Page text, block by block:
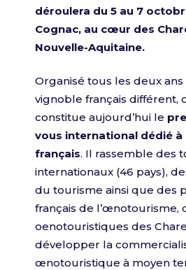
déroulera du 5 au 7
Cognac, au cœur des
Nouvelle-Aquitaine.
Organisé tous les deux
vignoble français différent,
constitue aujourd’hui le
vous international dédié
français. Il rassemble des
internationaux (46 pays),
du tourisme ainsi que des
français de l’œnotourisme,
oenotouristiques des
développer la
œnotouristique à moyen